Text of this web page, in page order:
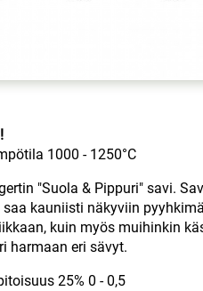
1000 - 1250°C
"Suola & Pippuri" savi.
kauniisti näkyviin
kuin myös muihinkin
harmaan eri sävyt.
25% 0 - 0,5